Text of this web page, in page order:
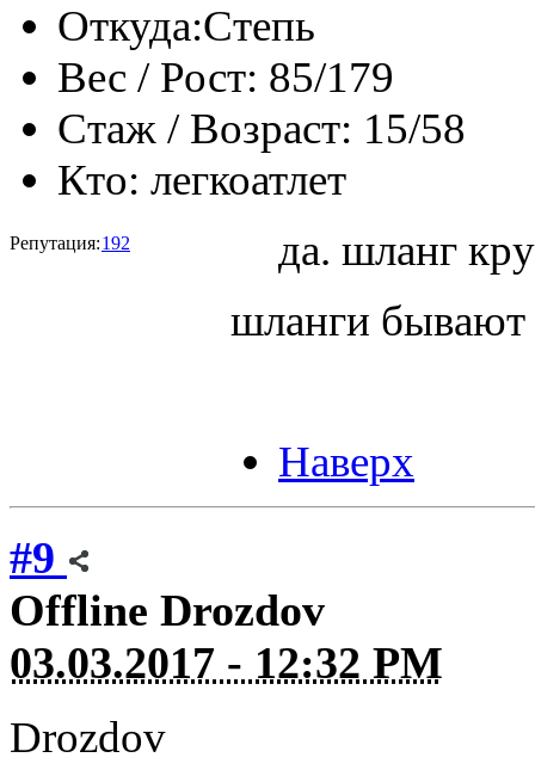
Откуда:Степь
Вес / Рост: 85/179
Стаж / Возраст: 15/58
Кто: легкоатлет
Репутация:192
да. шланг
шланги бывают
Наверх
#9
Offline Drozdov
03.03.2017 - 12:32 PM
Drozdov